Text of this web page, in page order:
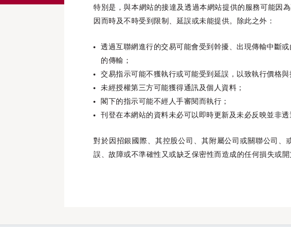
特別是，與本網站的接達及透過本網站提供的服務可能因
因而時及不時受到限制、延誤或未能提供。除此之外：
透過互聯網進行的交易可能會受到幹擾、出現傳輸中斷
的傳輸；
交易指示可能不獲執行或可能受到延誤，以致執行價格與
未經授權第三方可能獲得通訊及個人資料；
閣下的指示可能不經人手審閱而執行；
刊登在本網站的資料未必可以即時更新及未必反映並非透
對於因招銀國際、其控股公司、其附屬公司或關聯公司
誤、故障或不準確性又或缺乏保密性而造成的任何損失或